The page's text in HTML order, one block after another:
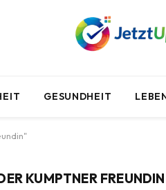
GESUNDHEIT
KUMPTNER FREUNDIN